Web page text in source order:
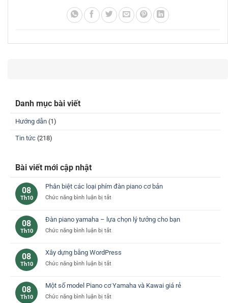
Danh mục bài viết
Hướng dẫn (1)
Tin tức (218)
Bài viết mới cập nhật
08
Th10
Phân biệt các loại phím đàn piano cơ bản
Chức năng bình luận bị tắtở
các
loại
cơ
08
Th10
Đàn piano yamaha – lựa chọn lý tưởng cho bạn
Chức năng bình luận bị tắtở
yamaha
–
chọn
tưởng
08
Th10
Xây dựng bằng WordPress
Chức năng bình luận bị tắtở
bằng
WordPress
08
Th10
Một số model Piano cơ Yamaha và Kawai giá rẻ
Chức năng bình luận bị tắtở